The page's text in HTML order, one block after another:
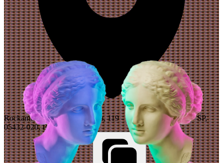
Rockambole, R. Belmiro Braga, 119 - Pinheiros, São Paulo - SP,
05432-020, Brazil